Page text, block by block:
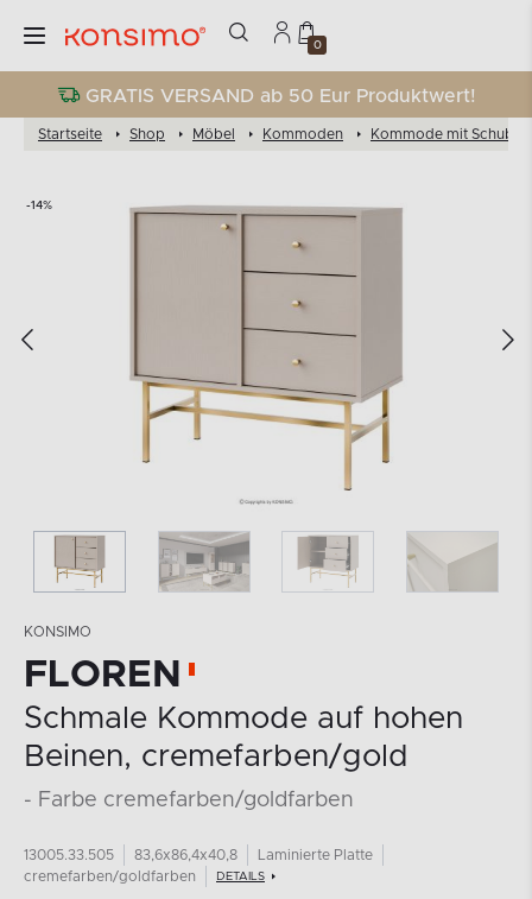
0
GRATIS VERSAND ab 50 Eur Produktwert!
Startseite Shop Möbel Kommoden Kommode mit
-14%
KONSIMO
FLOREN
Schmale Kommode auf hohen
Beinen, cremefarben/gold
- Farbe cremefarben/goldfarben
13005.33.505 83,6x86,4x40,8
Laminierte Platte
cremefarben/goldfarben
DETAILS